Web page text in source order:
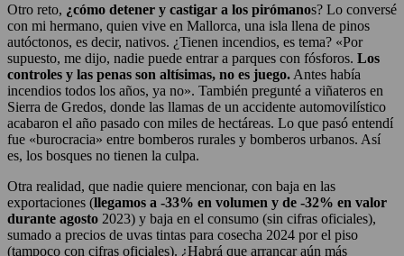
Otro reto, ¿cómo detener y castigar a los pirómanos? Lo conversé
con mi hermano, quien vive en Mallorca, una isla llena de pinos
autóctonos, es decir, nativos. ¿Tienen incendios, es tema? «Por
supuesto, me dijo, nadie puede entrar a parques con fósforos. Los
controles y las penas son altísimas, no es juego. Antes había
incendios todos los años, ya no». También pregunté a viñateros en
Sierra de Gredos, donde las llamas de un accidente automovilístico
acabaron el año pasado con miles de hectáreas. Lo que pasó entendí
fue «burocracia» entre bomberos rurales y bomberos urbanos. Así
es, los bosques no tienen la culpa.
Otra realidad, que nadie quiere mencionar, con baja en las
exportaciones (llegamos a -33% en volumen y de -32% en valor
durante agosto 2023) y baja en el consumo (sin cifras oficiales),
sumado a precios de uvas tintas para cosecha 2024 por el piso
(tampoco con cifras oficiales). ¿Habrá que arrancar aún más